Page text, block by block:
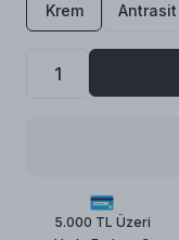
Krem
Antrasit
5.000 TL Üzeri